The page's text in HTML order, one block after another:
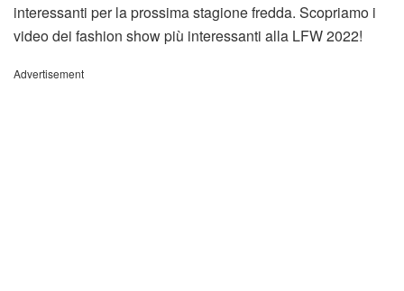
interessanti per la prossima stagione fredda. Scopriamo i
video dei fashion show più interessanti alla LFW 2022!
Advertisement